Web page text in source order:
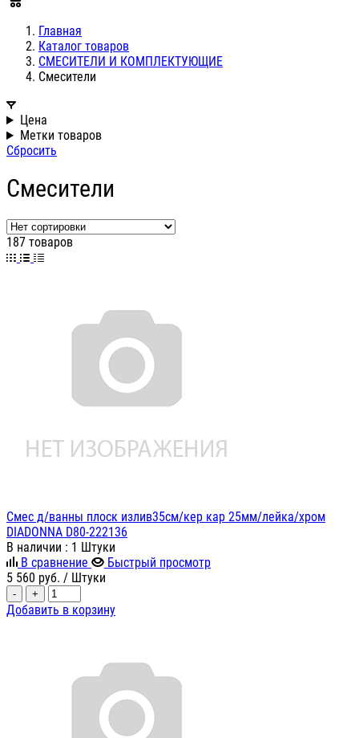
Главная
Каталог товаров
СМЕСИТЕЛИ И КОМПЛЕКТУЮЩИЕ
Смесители
Цена
Метки товаров
Сбросить
Смесители
187 товаров
Смес д/ванны плоск излив35см/кер кар 25мм/лейка/хром
DIADONNA D80-222136
В наличии : 1 Штуки
В сравнение
Быстрый просмотр
5 560 руб. / Штуки
- +
Добавить в корзину